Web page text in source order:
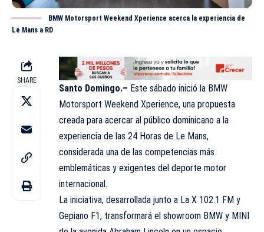
BMW Motorsport Weekend Xperience acerca la experiencia de
Le Mans a RD
SHARE
Santo Domingo.– Este sábado inició la BMW
Motorsport Weekend Xperience, una propuesta
creada para acercar al público dominicano a la
experiencia de las 24 Horas de Le Mans,
considerada una de las competencias más
emblemáticas y exigentes del deporte motor
internacional.
La iniciativa, desarrollada junto a La X 102.1 FM y
Gepiano F1, transformará el showroom BMW y MINI